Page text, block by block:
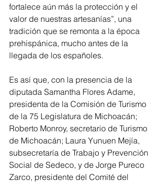
fortalece aún más la protección y el
valor de nuestras artesanías”, una
tradición que se remonta a la época
prehispánica, mucho antes de la
llegada de los españoles.
Es así que, con la presencia de la
diputada Samantha Flores Adame,
presidenta de la Comisión de Turismo
de la 75 Legislatura de Michoacán;
Roberto Monroy, secretario de Turismo
de Michoacán; Laura Yunuen Mejía,
subsecretaría de Trabajo y Prevención
Social de Sedeco, y de Jorge Pureco
Zarco, presidente del Comité del